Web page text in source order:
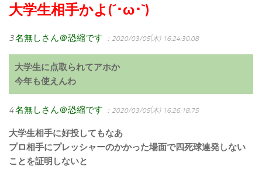
大学生相手かよ(´･ω･`)
3名無しさん＠恐縮です ：2020/03/05(木) 16:24:30.08
大学生に点取られてアホか
今年も使えんわ
4名無しさん＠恐縮です ：2020/03/05(木) 16:26:18.75
大学生相手に好投してもなあ
プロ相手にプレッシャーのかかった場面で四死球連発しない
ことを証明しないと